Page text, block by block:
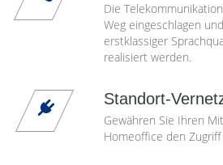
Die
Weg eingeschlagen
erstklassiger
realisiert werden.
Standort-
Gewähren Sie Ihren
Homeoffice den